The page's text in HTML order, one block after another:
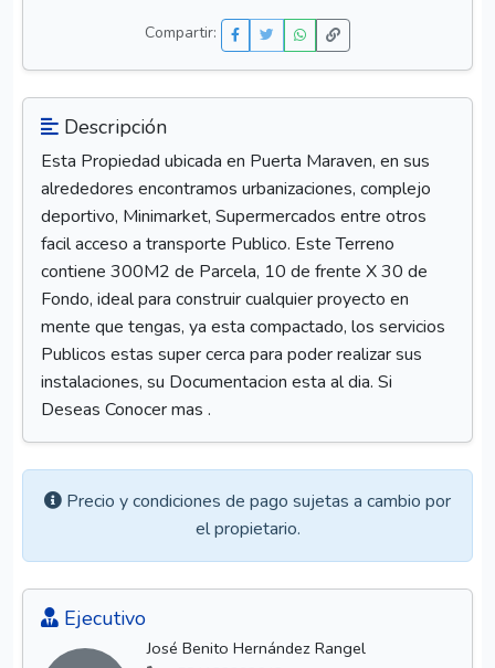
Compartir:
Descripción
Esta Propiedad ubicada en Puerta Maraven, en sus
alrededores encontramos urbanizaciones, complejo
deportivo, Minimarket, Supermercados entre otros
facil acceso a transporte Publico. Este Terreno
contiene 300M2 de Parcela, 10 de frente X 30 de
Fondo, ideal para construir cualquier proyecto en
mente que tengas, ya esta compactado, los servicios
Publicos estas super cerca para poder realizar sus
instalaciones, su Documentacion esta al dia. Si
Deseas Conocer mas .
Precio y condiciones de pago sujetas a cambio por
el propietario.
Ejecutivo
José Benito Hernández Rangel